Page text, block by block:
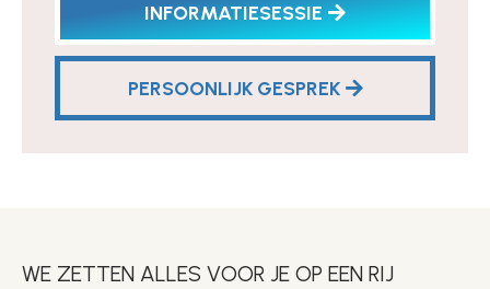
INFORMATIESESSIE
PERSOONLIJK GESPREK
WE ZETTEN ALLES VOOR JE OP EEN RIJ